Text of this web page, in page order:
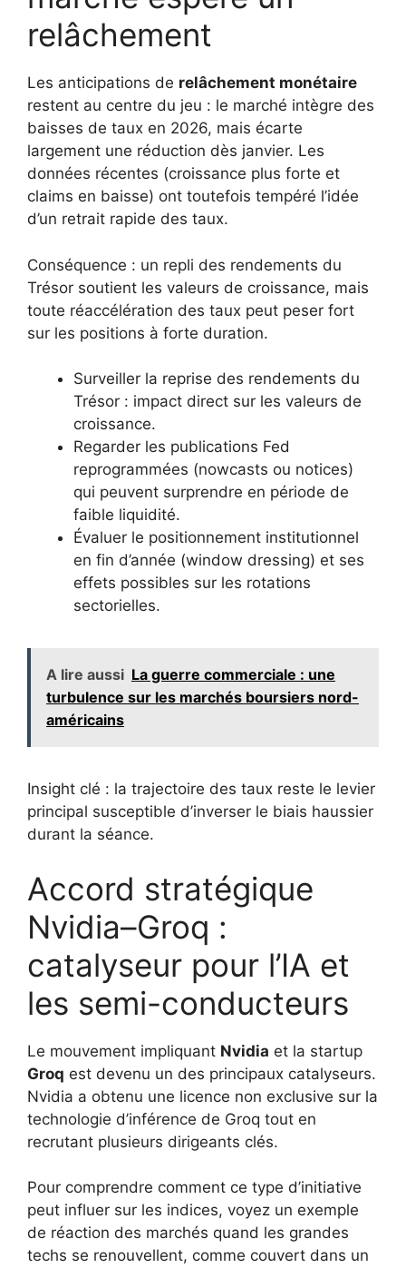
relâchement
Les anticipations de relâchement monétaire
restent au centre du jeu : le marché intègre des
baisses de taux en 2026, mais écarte
largement une réduction dès janvier. Les
données récentes (croissance plus forte et
claims en baisse) ont toutefois tempéré l’idée
d’un retrait rapide des taux.
Conséquence : un repli des rendements du
Trésor soutient les valeurs de croissance, mais
toute réaccélération des taux peut peser fort
sur les positions à forte duration.
Surveiller la reprise des rendements du
Trésor : impact direct sur les valeurs de
croissance.
Regarder les publications Fed
reprogrammées (nowcasts ou notices)
qui peuvent surprendre en période de
faible liquidité.
Évaluer le positionnement institutionnel
en fin d’année (window dressing) et ses
effets possibles sur les rotations
sectorielles.
A lire aussi La guerre commerciale : une
turbulence sur les marchés boursiers nord-
américains
Insight clé : la trajectoire des taux reste le levier
principal susceptible d’inverser le biais haussier
durant la séance.
Accord stratégique
Nvidia–Groq :
catalyseur pour l’IA et
les semi-conducteurs
Le mouvement impliquant Nvidia et la startup
Groq est devenu un des principaux catalyseurs.
Nvidia a obtenu une licence non exclusive sur la
technologie d’inférence de Groq tout en
recrutant plusieurs dirigeants clés.
Pour comprendre comment ce type d’initiative
peut influer sur les indices, voyez un exemple
de réaction des marchés quand les grandes
techs se renouvellent, comme couvert dans un